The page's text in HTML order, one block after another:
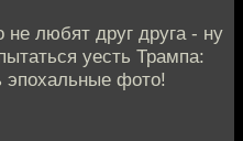
любят друг друга - ну
уесть Трампа:
эпохальные фото!